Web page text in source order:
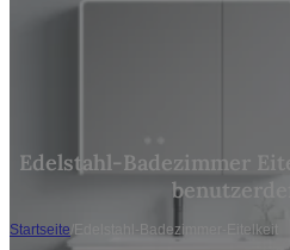
Edelstahl-Badezimmer
Startseite/Edelstahl-Badezimmer-Eitelkeit